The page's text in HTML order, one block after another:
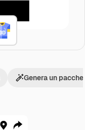
Genera un